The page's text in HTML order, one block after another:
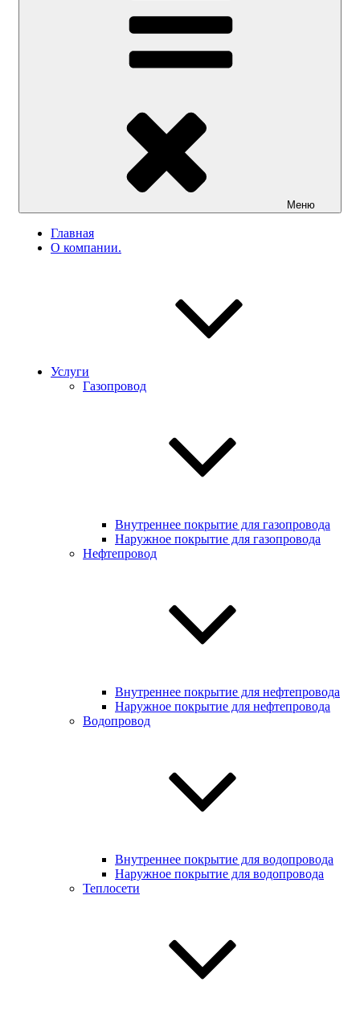
Меню
Главная
О компании.
Услуги
Газопровод
Внутреннее покрытие для газопровода
Наружное покрытие для газопровода
Нефтепровод
Внутреннее покрытие для нефтепровода
Наружное покрытие для нефтепровода
Водопровод
Внутреннее покрытие для водопровода
Наружное покрытие для водопровода
Теплосети